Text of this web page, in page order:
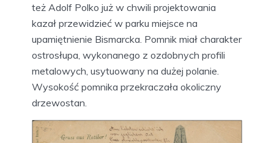
też Adolf Polko już w chwili projektowania
kazał przewidzieć w parku miejsce na
upamiętnienie Bismarcka. Pomnik miał charakter
ostrosłupa, wykonanego z ozdobnych profili
metalowych, usytuowany na dużej polanie.
Wysokość pomnika przekraczała okoliczny
drzewostan.